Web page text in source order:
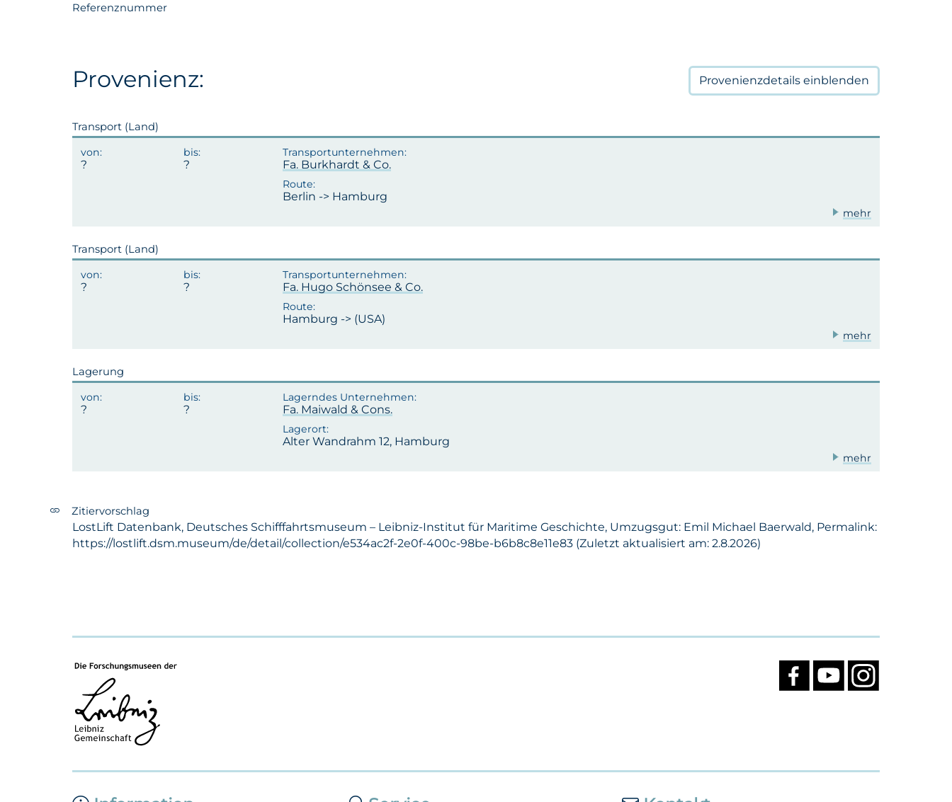
Referenznummer
Provenienz: Provenienzdetails einblenden
Transport (Land)
Fa. Burkhardt & Co.
Berlin -> Hamburg
mehr
Transport (Land)
Fa. Hugo Schönsee & Co.
Hamburg -> (USA)
mehr
Lagerung
Fa. Maiwald & Cons.
Alter Wandrahm 12, Hamburg
mehr
Zitiervorschlag
LostLift Datenbank, Deutsches Schifffahrtsmuseum – Leibniz-Institut für Maritime Geschichte, Umzugsgut: Emil Michael Baerwald, Permalink:
https://lostlift.dsm.museum/de/detail/collection/e534ac2f-2e0f-400c-98be-b6b8c8e11e83 (Zuletzt aktualisiert am: 2.8.2026)